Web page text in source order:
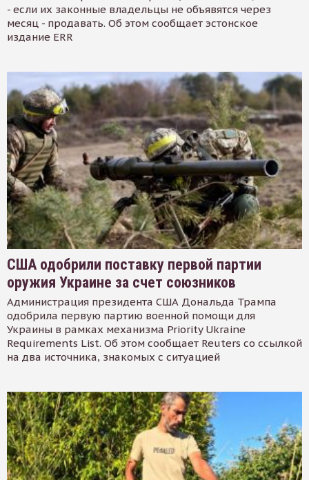
- если их законные владельцы не объявятся через
месяц - продавать. Об этом сообщает эстонское
издание ERR
США одобрили поставку первой партии
оружия Украине за счет союзников
Администрация президента США Дональда Трампа
одобрила первую партию военной помощи для
Украины в рамках механизма Priority Ukraine
Requirements List. Об этом сообщает Reuters со ссылкой
на два источника, знакомых с ситуацией